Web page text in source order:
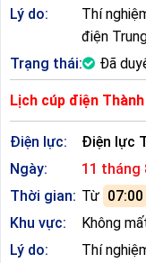
Lý do:
Thí
điện
Trạng thái:
Đã
Lịch cúp điện
Điện lực:
Điện lực
Ngày:
11 tháng
Thời gian: Từ 07:00
Khu vực:
Không
Lý do:
Thí